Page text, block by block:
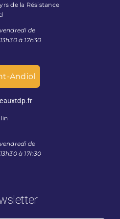
de la Résistance
de
à 17h30
Andiol
de
à 17h30